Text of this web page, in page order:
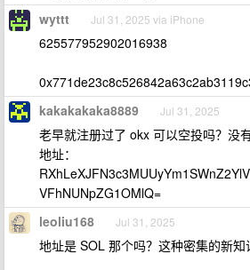
wyttt Jul 31, 2025 via iPhone
625577952902016938
kakakakaka8889 Jul 31, 2025
老早就注册过了 okx 可以空投吗？没
地址：
VFhNUNpZG1OMlQ=
leoliu168 Jul 31, 2025
地址是 SOL 那个吗？这种密集的新